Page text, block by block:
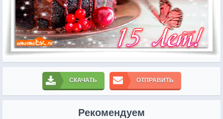
СКАЧАТЬ ОТПРАВИТЬ
Рекомендуем